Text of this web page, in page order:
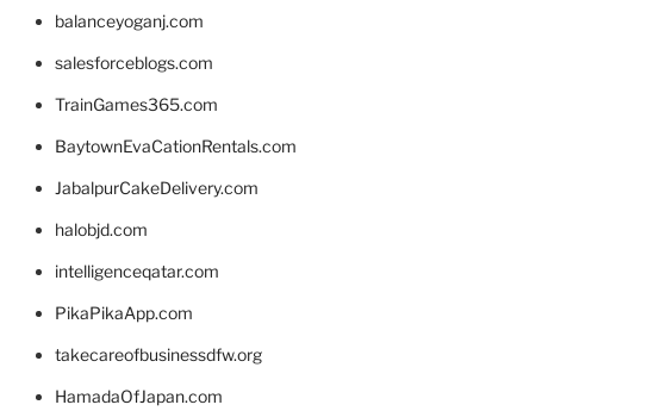
balanceyoganj.com
salesforceblogs.com
TrainGames365.com
BaytownEvaCationRentals.com
JabalpurCakeDelivery.com
halobjd.com
intelligenceqatar.com
PikaPikaApp.com
takecareofbusinessdfw.org
HamadaOfJapan.com